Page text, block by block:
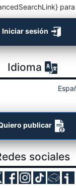
Iniciar sesión
Idioma
publicar
sociales